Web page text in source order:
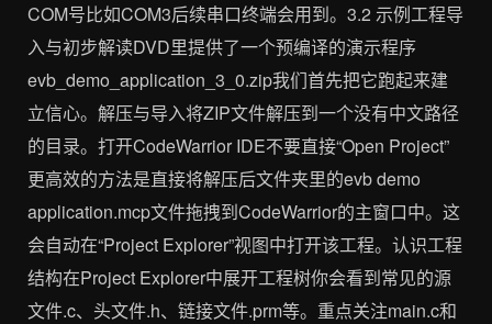
COM号比如COM3后续串口终端会用到。3.2 示例工程导
入与初步解读DVD里提供了一个预编译的演示程序
evb_demo_application_3_0.zip我们首先把它跑起来建
立信心。解压与导入将ZIP文件解压到一个没有中文路径
的目录。打开CodeWarrior IDE不要直接“Open Project”
更高效的方法是直接将解压后文件夹里的evb demo
application.mcp文件拖拽到CodeWarrior的主窗口中。这
会自动在“Project Explorer”视图中打开该工程。认识工程
结构在Project Explorer中展开工程树你会看到常见的源
文件.c、头文件.h、链接文件.prm等。重点关注main.c和